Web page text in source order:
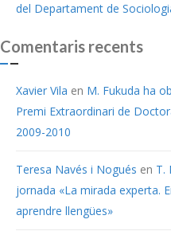
del Departament de
Comentaris recents
Xavier Vila en M. Fukuda ha
Premi Extraordinari de
2009-2010
Teresa Navés i Nogués en T.
jornada «La mirada experta.
aprendre llengües»